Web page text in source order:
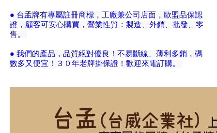
● 台孟牌有專屬註冊商標，工廠兼公司店面，歐盟品保認
證，顧客可安心購買，營業性質：製造、外銷、批發、零
售。
● 我們的產品，品質絕對優良！不易斷線、薄利多銷，碼
數多又便宜！３０年老牌掛保證！歡迎來電訂購。